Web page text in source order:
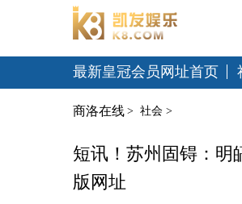
最新皇冠会员网址首页
商洛在线 > 社会 >
短讯！苏州固锝：明
版网址